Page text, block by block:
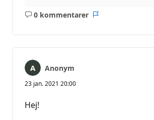
0 kommentarer
Inga
Anonym
23 jan. 2021 20:00
Hej!